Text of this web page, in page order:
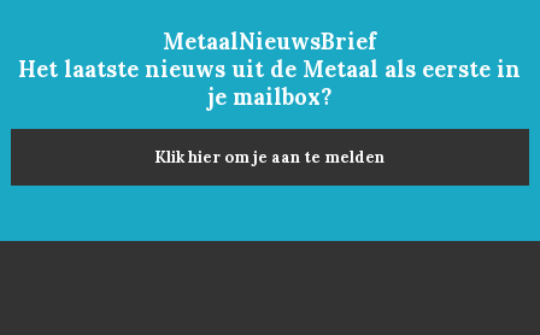
MetaalNieuwsBrief
Het laatste nieuws uit de Metaal als eerste in
je mailbox?
Klik hier om je aan te melden